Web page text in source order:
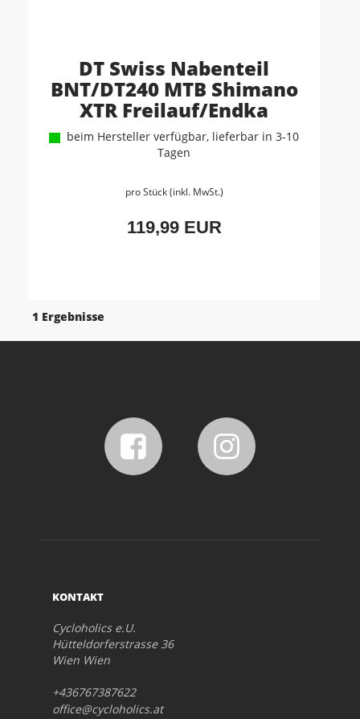
DT Swiss Nabenteil
BNT/DT240 MTB Shimano
XTR Freilauf/Endka
beim Hersteller verfügbar, lieferbar in 3-10
Tagen
pro Stück (inkl. MwSt.)
119,99 EUR
1 Ergebnisse
KONTAKT
Cycloholics e.U.
Hütteldorferstrasse 36
Wien Wien
+436767387622
office@cycloholics.at